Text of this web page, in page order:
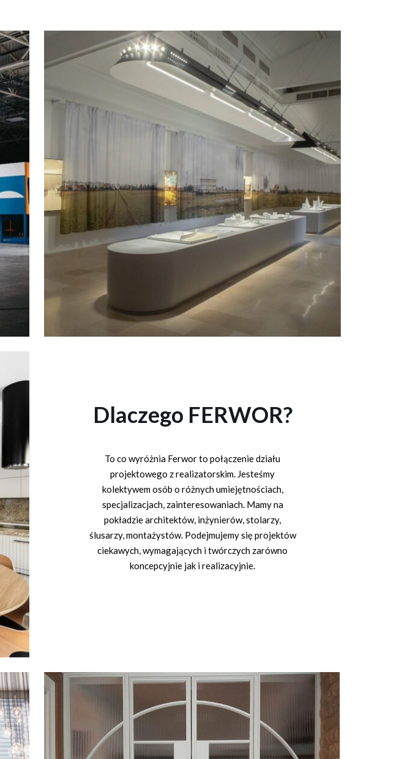
Dlaczego FERWOR?
To co wyróżnia Ferwor to połączenie działu
projektowego z realizatorskim. Jesteśmy
kolektywem osób o różnych umiejętnościach,
specjalizacjach, zainteresowaniach. Mamy na
pokładzie architektów, inżynierów, stolarzy,
ślusarzy, montażystów. Podejmujemy się projektów
ciekawych, wymagających i twórczych zarówno
koncepcyjnie jak i realizacyjnie.